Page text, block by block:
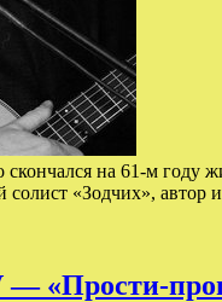
на 61-м
«Зодчих», автор
— «Прости-